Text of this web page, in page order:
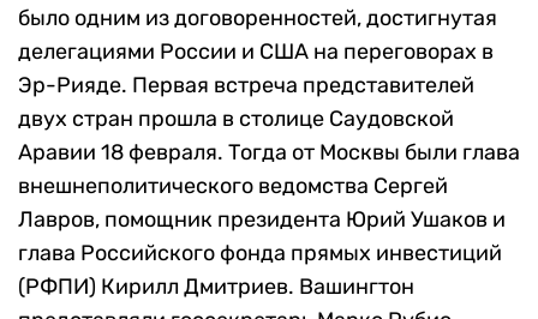
было одним из договоренностей, достигнутая
делегациями России и США на переговорах в
Эр-Рияде. Первая встреча представителей
двух стран прошла в столице Саудовской
Аравии 18 февраля. Тогда от Москвы были глава
внешнеполитического ведомства Сергей
Лавров, помощник президента Юрий Ушаков и
глава Российского фонда прямых инвестиций
(РФПИ) Кирилл Дмитриев. Вашингтон